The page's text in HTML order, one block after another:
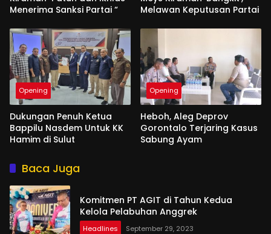
Menerima Sanksi Partai “
Melawan Keputusan Partai
Opening
Dukungan Penuh Ketua
Bappilu Nasdem Untuk KK
Hamim di Sulut
Opening
Heboh, Aleg Deprov
Gorontalo Terjaring Kasus
Sabung Ayam
Baca Juga
Komitmen PT AGIT di Tahun Kedua
Kelola Pelabuhan Anggrek
Headlines September 29, 2023